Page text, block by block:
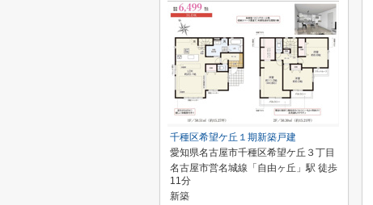
千種区希望ケ丘１期新築戸建
愛知県名古屋市千種区希望ケ丘３丁目
名古屋市営名城線「自由ヶ丘」駅 徒歩
11分
新築